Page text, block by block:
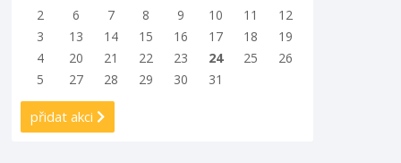
2
6 7 8 9 10 11
12
3
13 14 15 16 17 18
19
4
20 21 22 23 24 25
26
5
27 28 29 30 31
přidat akci